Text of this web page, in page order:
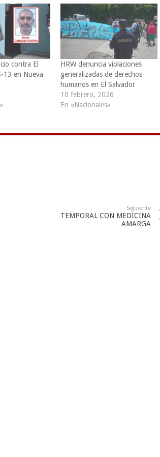
contra El
13 en Nueva
HRW denuncia violaciones
generalizadas de derechos
humanos en El Salvador
10 febrero, 2026
En «Nacionales»
Siguiente
TEMPORAL CON MEDICINA
AMARGA